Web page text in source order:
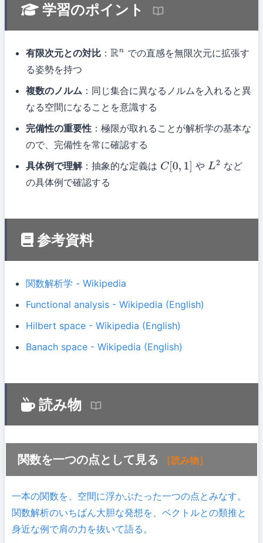
学習のポイント
有限次元との対比 ： Rn
での直感を無限次元に拡張す
る姿勢を持つ
複数のノルム ：同じ集合に異なるノルムを入れると異
なる空間になることを意識する
完備性の重要性 ：極限が取れることが解析学の基本な
ので、完備性を常に確認する
具体例で理解：抽象的な定義は C[ 0,1 ] や L2 など
の具体例で確認する
参考資料
関数解析学 - Wikipedia
Functional analysis - Wikipedia (English)
Hilbert space - Wikipedia (English)
Banach space - Wikipedia (English)
読み物
関数を一つの点として見る ［読み物］
一本の関数を、空間に浮かぶたった一つの点とみなす。
関数解析のいちばん大胆な発想を、ベクトルとの類推と
身近な例で肩の力を抜いて語る。